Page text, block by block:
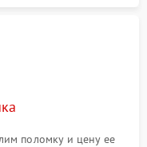
поломку и цену ее